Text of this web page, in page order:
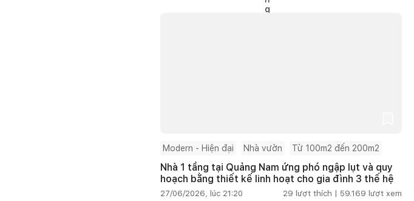
Modern - Hiện đại Nhà vườn Từ 100m2 đến 200m2
Nhà 1 tầng tại Quảng Nam ứng phó ngập lụt và quy
hoạch bằng thiết kế linh hoạt cho gia đình 3 thế hệ
27/06/2026, lúc 21:20 29 lượt thích | 59.169 lượt xem